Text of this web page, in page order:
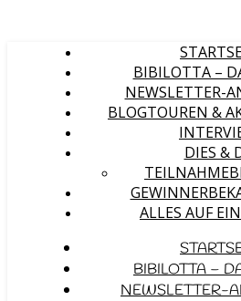
BIBILOTTA –
NEWSLETTER-
BLOGTOUREN &
DIES &
ALLES AUF
BIBILOTTA –
NEWSLETTER-